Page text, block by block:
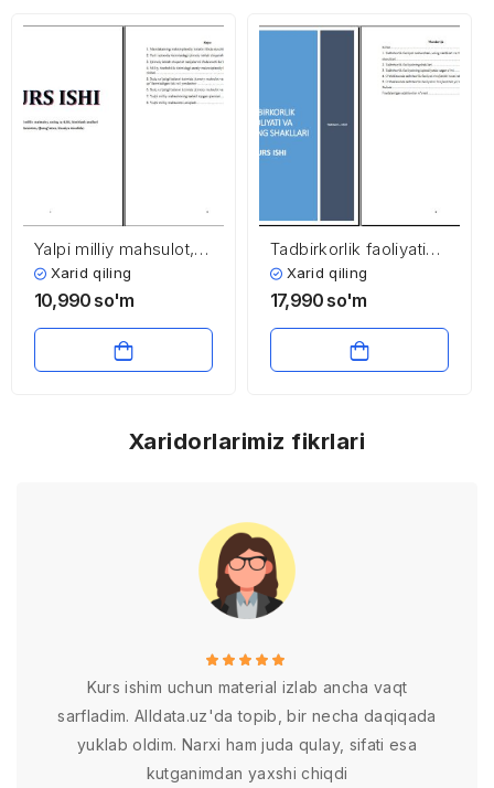
Yalpi milliy mahsulot,
uning tarkibi, hisoblash
usullari (O’zbekiston,
Xarid qiling
10,990 so'm
Tadbirkorlik faoliyati
va ularning shakllari
Xarid qiling
17,990 so'm
Xaridorlarimiz fikrlari
Kurs ishim uchun material izlab ancha vaqt
sarfladim. Alldata.uz'da topib, bir necha daqiqada
yuklab oldim. Narxi ham juda qulay, sifati esa
kutganimdan yaxshi chiqdi